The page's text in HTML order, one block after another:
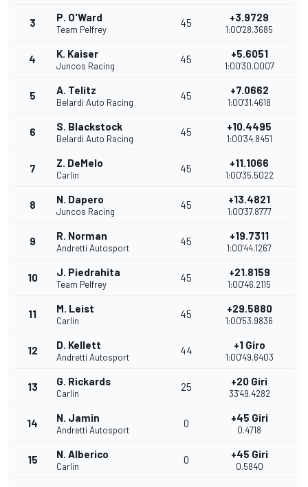
3 P. O'Ward
Team Pelfrey
45 +3.9729
1:00'28.3685
4 K. Kaiser
Juncos Racing
45 +5.6051
1:00'30.0007
5 A. Telitz
Belardi Auto Racing
45 +7.0662
1:00'31.4618
6 S. Blackstock
Belardi Auto Racing
45 +10.4495
1:00'34.8451
7 Z. DeMelo
Carlin
45 +11.1066
1:00'35.5022
8 N. Dapero
Juncos Racing
45 +13.4821
1:00'37.8777
9 R. Norman
Andretti Autosport
45 +19.7311
1:00'44.1267
10 J. Piedrahita
Team Pelfrey
45 +21.8159
1:00'46.2115
11 M. Leist
Carlin
45 +29.5880
1:00'53.9836
12 D. Kellett
Andretti Autosport
44 +1 Giro
1:00'49.6403
13 G. Rickards
Carlin
25 +20 Giri
33'49.4282
14 N. Jamin
Andretti Autosport
0 +45 Giri
0.4718
15 N. Alberico
Carlin
0 +45 Giri
0.5840